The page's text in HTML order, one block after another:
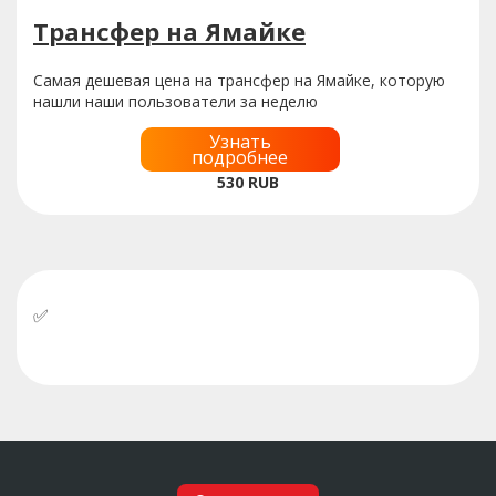
Трансфер на Ямайке
Самая дешевая цена на трансфер на Ямайке, которую
нашли наши пользователи за неделю
Узнать
подробнее
530 RUB
✅